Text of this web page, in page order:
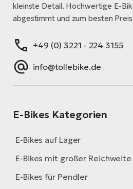
kleinste Detail. Hochwertige E-
abgestimmt und zum besten
+49 (0) 3221 - 224 3155
info@tollebike.de
E-Bikes Kategorien
E-Bikes auf Lager
E-Bikes mit großer Reichweite
E-Bikes für Pendler